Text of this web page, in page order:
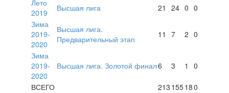
Лето
2019
Высшая лига 21 24 0 0
Зима
2019-
2020
Высшая лига.
Предварительный этап
11 7 2 0
Зима
2019-
2020
Высшая лига. Золотой финал6 3 1 0
ВСЕГО 213 155180